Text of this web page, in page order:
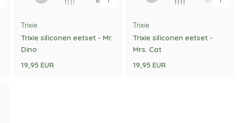
Trixie
Trixie siliconen eetset - Mr.
Dino
19,95 EUR
Trixie
Trixie siliconen eetset -
Mrs. Cat
19,95 EUR